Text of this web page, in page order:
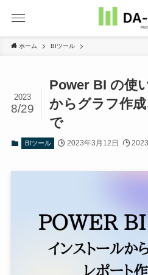
ホーム BIツール
Power BI の使
からグラフ作
で
2023
8/29
BIツール 2023年3月12日